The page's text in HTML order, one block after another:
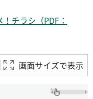
チラシ（PDF：
画面サイズで表示